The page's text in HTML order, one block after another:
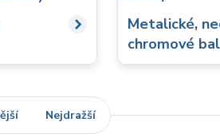
Metalické,
chromové
Nejdražší